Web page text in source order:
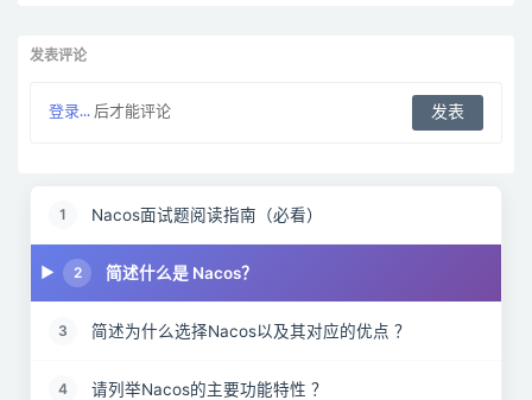
发表评论
登录... 后才能评论
1 Nacos面试题阅读指南（必看）
2 简述什么是 Nacos？
3 简述为什么选择Nacos以及其对应的优点 ？
4 请列举Nacos的主要功能特性 ？